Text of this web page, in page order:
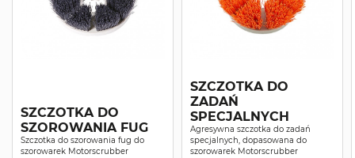
SZCZOTKA DO
SZOROWANIA FUG
Szczotka do szorowania fug do
szorowarek Motorscrubber
SZCZOTKA DO
ZADAŃ
SPECJALNYCH
Agresywna szczotka do zadań
specjalnych, dopasowana do
szorowarek Motorscrubber